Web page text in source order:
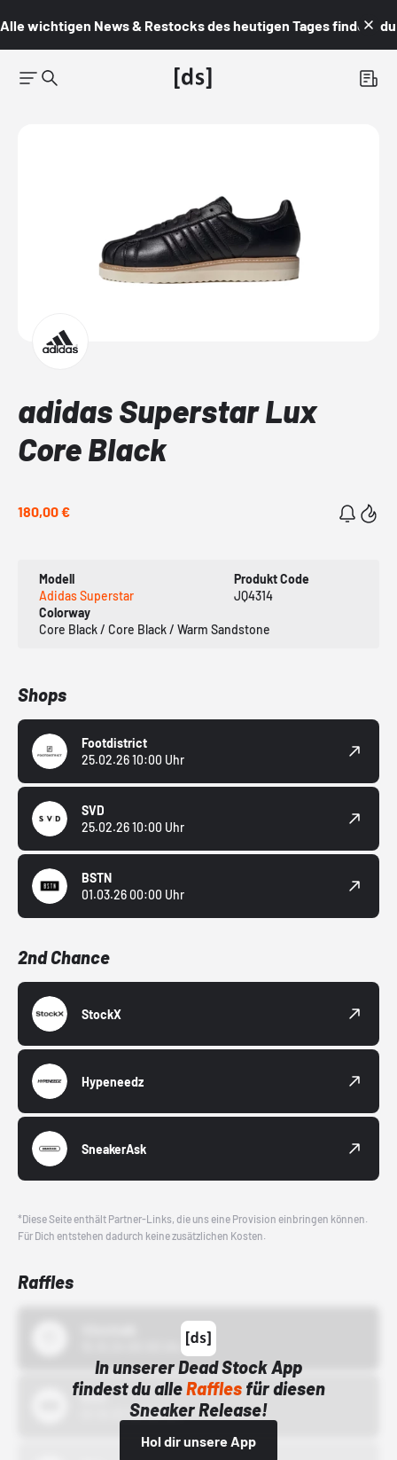
Alle wichtigen News & Restocks des heutigen Tages findest du
adidas Superstar Lux
Core Black
180,00 €
Modell
Adidas Superstar
Produkt Code
JQ4314
Colorway
Core Black / Core Black / Warm Sandstone
Shops
Footdistrict
25.02.26 10:00 Uhr
SVD
25.02.26 10:00 Uhr
BSTN
01.03.26 00:00 Uhr
2nd Chance
StockX
Hypeneedz
SneakerAsk
*Diese Seite enthält Partner-Links, die uns eine Provision einbringen können.
Für Dich entstehen dadurch keine zusätzlichen Kosten.
Raffles
In unserer Dead Stock App
findest du alleRafflesfür diesen
Sneaker Release!
Hol dir unsere App
Bstn
01.10.22 00:00 Uhr